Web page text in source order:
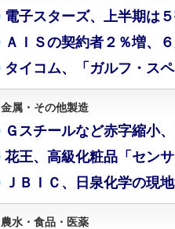
電子スターズ、上半期は
ＡＩＳの契約者２％増、
タイコム、「ガルフ・ス
金属・その他製造
Ｇスチールなど赤字縮小
花王、高級化粧品「セン
ＪＢＩＣ、日泉化学の現
農水・食品・医薬